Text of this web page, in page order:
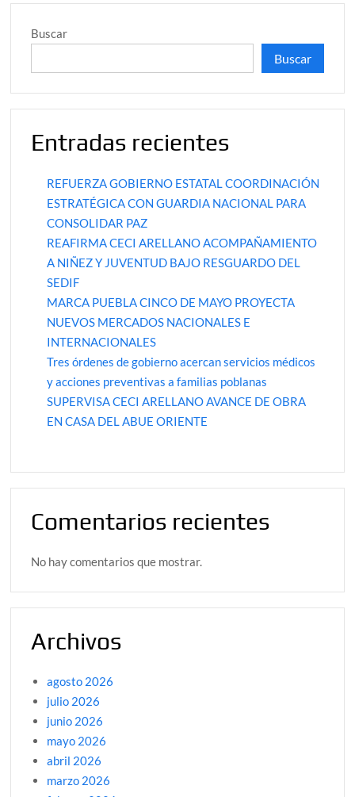
Buscar
Buscar
Entradas recientes
REFUERZA GOBIERNO ESTATAL COORDINACIÓN
ESTRATÉGICA CON GUARDIA NACIONAL PARA
CONSOLIDAR PAZ
REAFIRMA CECI ARELLANO ACOMPAÑAMIENTO
A NIÑEZ Y JUVENTUD BAJO RESGUARDO DEL
SEDIF
MARCA PUEBLA CINCO DE MAYO PROYECTA
NUEVOS MERCADOS NACIONALES E
INTERNACIONALES
Tres órdenes de gobierno acercan servicios médicos
y acciones preventivas a familias poblanas
SUPERVISA CECI ARELLANO AVANCE DE OBRA
EN CASA DEL ABUE ORIENTE
Comentarios recientes
No hay comentarios que mostrar.
Archivos
agosto 2026
julio 2026
junio 2026
mayo 2026
abril 2026
marzo 2026